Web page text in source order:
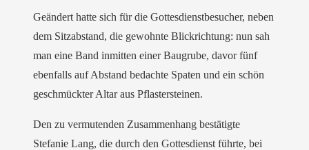
Geändert hatte sich für die Gottesdienstbesucher, neben
dem Sitzabstand, die gewohnte Blickrichtung: nun sah
man eine Band inmitten einer Baugrube, davor fünf
ebenfalls auf Abstand bedachte Spaten und ein schön
geschmückter Altar aus Pflastersteinen.
Den zu vermutenden Zusammenhang bestätigte
Stefanie Lang, die durch den Gottesdienst führte, bei